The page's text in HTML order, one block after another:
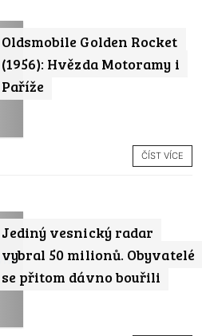
Oldsmobile Golden Rocket
(1956): Hvězda Motoramy i
Paříže
ČÍST VÍCE
Jediný vesnický radar
vybral 50 milionů. Obyvatelé
se přitom dávno bouřili